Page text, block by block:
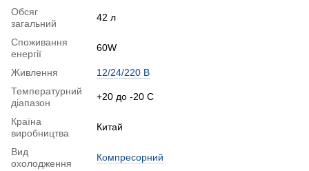
Обсяг
загальний
42 л
Споживання
енергії
60W
Живлення
12/24/220 В
Температурний
діапазон
+20 до -20 С
Країна
виробництва
Китай
Вид
охолодження
Компресорний